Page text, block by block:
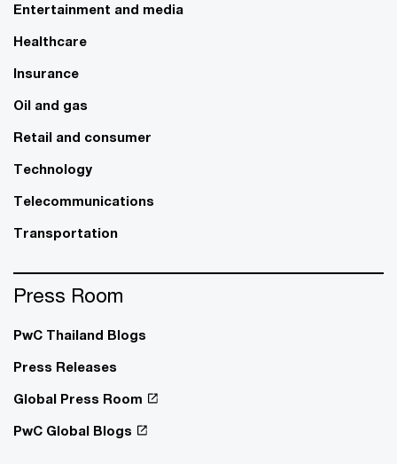
Entertainment and media
Healthcare
Insurance
Oil and gas
Retail and consumer
Technology
Telecommunications
Transportation
Press Room
PwC Thailand Blogs
Press Releases
Global Press Room
PwC Global Blogs